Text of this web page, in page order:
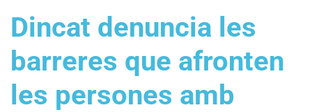
Dincat denuncia les
barreres que afronten
les persones amb